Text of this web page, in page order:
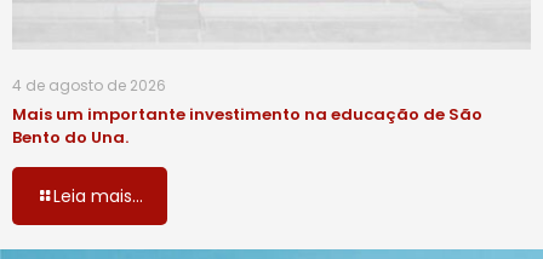
4 de agosto de 2026
Mais um importante investimento na educação de São
Bento do Una.
Leia mais...